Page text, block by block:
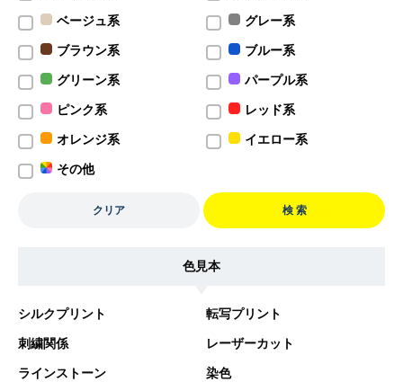
ベージュ系 グレー系
ブラウン系 ブルー系
グリーン系 パープル系
ピンク系 レッド系
オレンジ系 イエロー系
その他
クリア 検 索
色見本
シルクプリント 転写プリント
刺繍関係 レーザーカット
ラインストーン 染色